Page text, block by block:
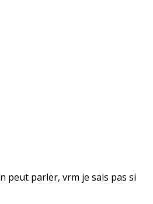
peut parler, vrm je sais pas si